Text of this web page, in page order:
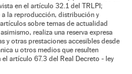
en el artículo 32.1 del TRLPI;
a la reproducción, distribución y
sobre temas de actualidad
realiza una reserva expresa
y otras prestaciones accesibles desde
u otros medios que resulten
artículo 67.3 del Real Decreto - ley